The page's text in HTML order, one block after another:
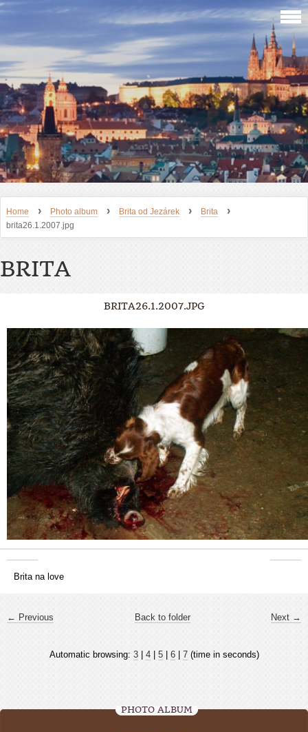
Home › Photo album › Brita od Jezárek › Brita ›
brita26.1.2007.jpg
BRITA
BRITA26.1.2007.JPG
Brita na love
← Previous Next →
Back to folder
Automatic browsing: 3| 4| 5| 6| 7(time in seconds)
PHOTO ALBUM